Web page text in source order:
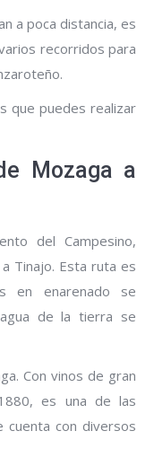
a poca distancia, es
recorridos para
que puedes realizar
Mozaga a
del Campesino,
Tinajo. Esta ruta es
en enarenado se
de la tierra se
Con vinos de gran
es una de las
cuenta con diversos